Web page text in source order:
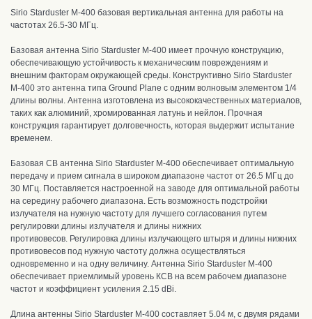
Sirio Starduster M-400 базовая вертикальная антенна для работы на
частотах 26.5-30 МГц.
Базовая антенна Sirio Starduster M-400 имеет прочную конструкцию,
обеспечивающую устойчивость к механическим повреждениям и
внешним факторам окружающей среды. Конструктивно Sirio Starduster
M-400 это антенна типа Ground Plane с одним волновым элементом 1/4
длины волны. Антенна изготовлена из высококачественных материалов,
таких как алюминий, хромированная латунь и нейлон. Прочная
конструкция гарантирует долговечность, которая выдержит испытание
временем.
Базовая CB антенна Sirio Starduster M-400 обеспечивает оптимальную
передачу и прием сигнала в широком диапазоне частот от 26.5 МГц до
30 МГц. Поставляется настроенной на заводе для оптимальной работы
на середину рабочего диапазона. Есть возможность подстройки
излучателя на нужную частоту для лучшего согласования путем
регулировки длины излучателя и длины нижних
противовесов. Регулировка длины излучающего штыря и длины нижних
противовесов под нужную частоту должна осуществляться
одновременно и на одну величину. Антенна Sirio Starduster M-400
обеспечивает приемлимый уровень КСВ на всем рабочем диапазоне
частот и коэффициент усиления 2.15 dBi.
Длина антенны Sirio Starduster M-400 составляет 5.04 м, с двумя рядами